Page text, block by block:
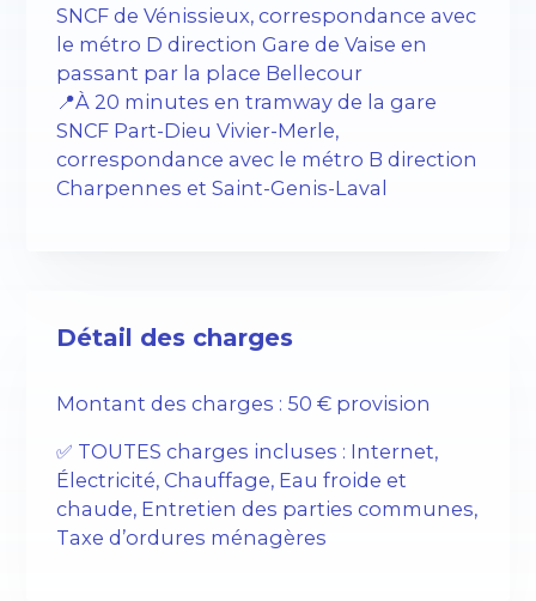
SNCF de Vénissieux, correspondance avec
le métro D direction Gare de Vaise en
passant par la place Bellecour
📍À 20 minutes en tramway de la gare
SNCF Part-Dieu Vivier-Merle,
correspondance avec le métro B direction
Charpennes et Saint-Genis-Laval
Détail des charges
Montant des charges : 50 € provision
✅ TOUTES charges incluses : Internet,
Électricité, Chauffage, Eau froide et
chaude, Entretien des parties communes,
Taxe d’ordures ménagères